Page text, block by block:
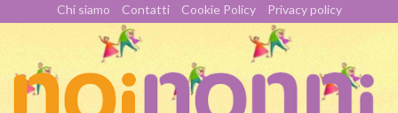
content
Chi siamo Contatti Cookie Policy Privacy policy